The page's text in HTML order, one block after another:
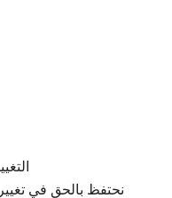
12.
نحتفظ بالحق في